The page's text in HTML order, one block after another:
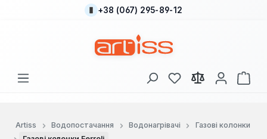
Перейти до основного вмісту
+38 (067) 295-89-12
У вас є 0 у списку
Artiss Водопостачання Водонагрівачі
Газові колонки